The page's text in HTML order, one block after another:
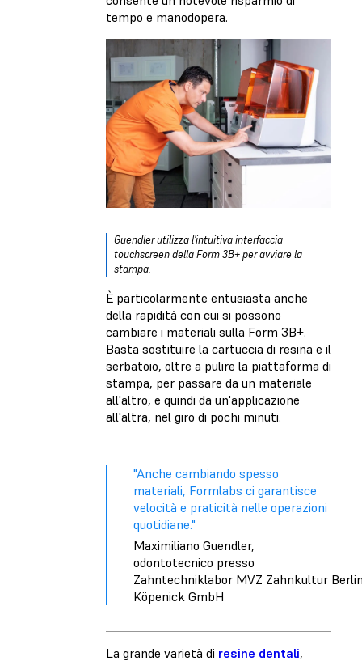
tempo e manodopera.
Guendler utilizza l'intuitiva interfaccia
touchscreen della Form 3B+ per avviare la
stampa.
È particolarmente entusiasta anche
della rapidità con cui si possono
cambiare i materiali sulla Form 3B+.
Basta sostituire la cartuccia di resina e il
serbatoio, oltre a pulire la piattaforma di
stampa, per passare da un materiale
all'altro, e quindi da un'applicazione
all'altra, nel giro di pochi minuti.
"Anche cambiando spesso
materiali, Formlabs ci garantisce
velocità e praticità nelle operazioni
quotidiane."
Maximiliano Guendler,
odontotecnico presso
Zahntechniklabor MVZ Zahnkultur
Köpenick GmbH
La grande varietà di resine dentali,